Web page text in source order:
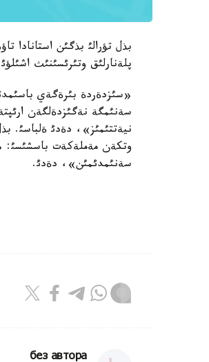
بذل تؤرالئ بذگئن استانادا
پلةنارلئق وتئرئسئنئث
«سئزدةردة بئرةگةي
سةنئمگة نةگئزدةلگةن
نيةتتئمئز»، دةدئ ةلباسئ.
وتكةن مةملةكةت باسشئسئ:
سةنئمدئمئن»، دةدئ.
без автора